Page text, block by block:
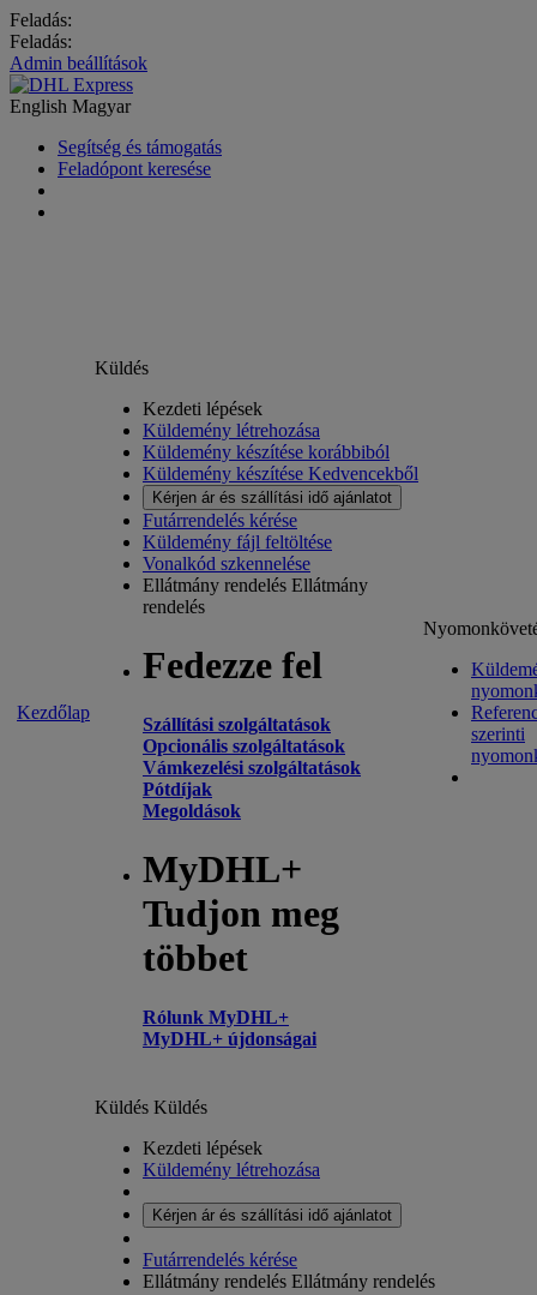
Feladás:
Feladás:
Admin beállítások
English Magyar
Segítség és támogatás
Feladópont keresése
Kezdőlap
Küldés
Kezdeti lépések
Küldemény létrehozása
Küldemény készítése korábbiból
Küldemény készítése Kedvencekből
Kérjen ár és szállítási idő ajánlatot
Futárrendelés kérése
Küldemény fájl feltöltése
Vonalkód szkennelése
Ellátmány rendelés Ellátmány
rendelés
Fedezze fel
Szállítási szolgáltatások
Opcionális szolgáltatások
Vámkezelési szolgáltatások
Pótdíjak
Megoldások
MyDHL+
Tudjon meg
többet
Rólunk MyDHL+
MyDHL+ újdonságai
szerinti
Küldés Küldés
Kezdeti lépések
Küldemény létrehozása
Kérjen ár és szállítási idő ajánlatot
Futárrendelés kérése
Ellátmány rendelés Ellátmány rendelés